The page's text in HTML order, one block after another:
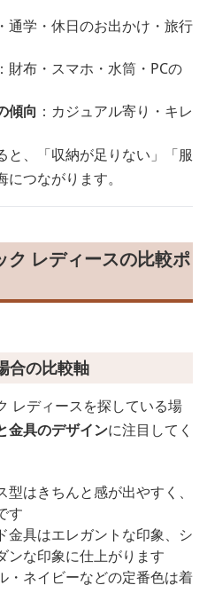
通学・休日のお出かけ・旅行
：財布・スマホ・水筒・PCの
傾向 ：カジュアル寄り・キレ
と、「収納が足りない」「服
つながります。
ク レディースの比較ポ
合の比較軸
レディースを探している場
金具のデザインに注目してく
型はきちんと感が出やすく、
す
金具はエレガントな印象、シ
ンな印象に仕上がります
・ネイビーなどの定番色は着